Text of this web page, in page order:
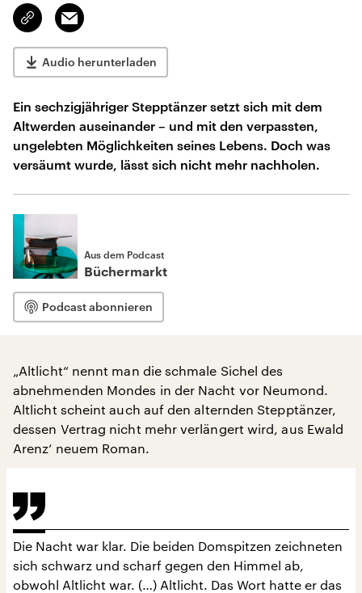
Link
kopieren/teilen
Email
Audio herunterladen
Ein sechzigjähriger Stepptänzer setzt sich mit dem
Altwerden auseinander – und mit den verpassten,
ungelebten Möglichkeiten seines Lebens. Doch was
versäumt wurde, lässt sich nicht mehr nachholen.
Aus dem Podcast
Büchermarkt
Podcast abonnieren
„Altlicht“ nennt man die schmale Sichel des
abnehmenden Mondes in der Nacht vor Neumond.
Altlicht scheint auch auf den alternden Stepptänzer,
dessen Vertrag nicht mehr verlängert wird, aus Ewald
Arenz‘ neuem Roman.
Die Nacht war klar. Die beiden Domspitzen zeichneten
sich schwarz und scharf gegen den Himmel ab,
obwohl Altlicht war. (…) Altlicht. Das Wort hatte er das